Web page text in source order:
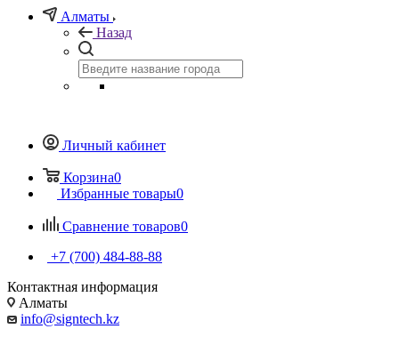
Алматы
Назад
Личный кабинет
Корзина0
Избранные товары0
Сравнение товаров0
+7 (700) 484-88-88
Контактная информация
Алматы
info@signtech.kz